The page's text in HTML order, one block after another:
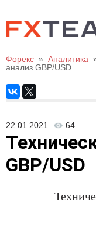
Форекс » Аналитика
анализ GBP/USD
22.01.2021 64
GBP/USD